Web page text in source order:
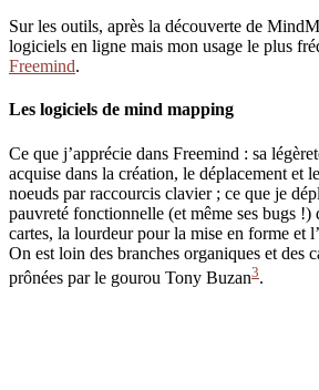
Sur les outils, après la découverte de
logiciels en ligne mais mon usage le plus
Freemind.
Les logiciels de mind mapping
Ce que j’apprécie dans Freemind : sa
acquise dans la création, le déplacement et
noeuds par raccourcis clavier ; ce que je
pauvreté fonctionnelle (et même ses bugs !)
cartes, la lourdeur pour la mise en forme et
On est loin des branches organiques et des
prônées par le gourou Tony Buzan3.